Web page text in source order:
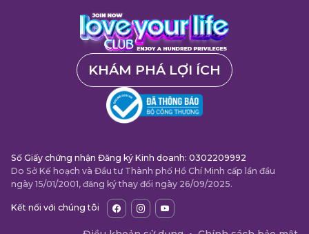
KHÁM PHÁ LỢI ÍCH
Số Giấy chứng nhận Đăng ký Kinh doanh: 0302209992
Do Sở Kế hoạch và Đầu tư Thành phố Hồ Chí Minh cấp lần đầu
ngày 15/01/2001, đăng ký thay đổi ngày 26/09/2025.
Kết nối với chúng tôi